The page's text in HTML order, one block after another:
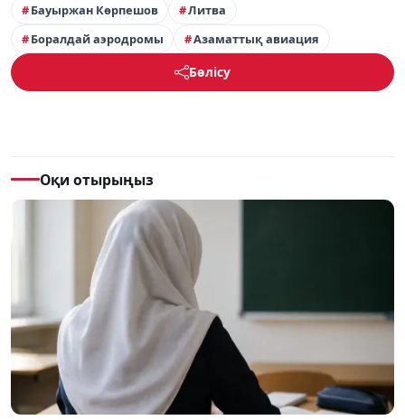
Бауыржан Көрпешов
Литва
Боралдай аэродромы
Азаматтық авиация
Бөлісу
Оқи отырыңыз